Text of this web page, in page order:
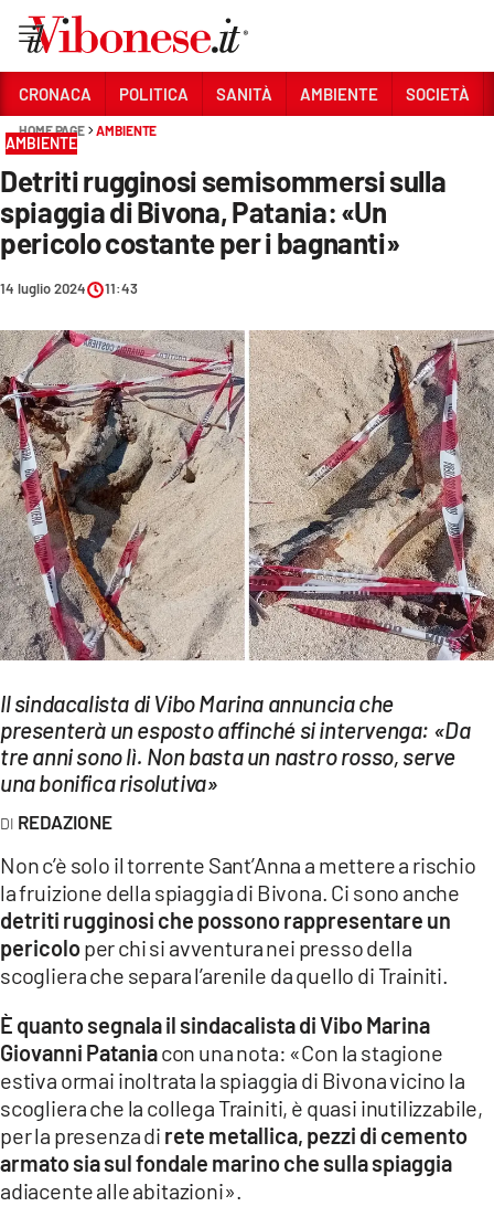
Sezioni
CRONACA
POLITICA
SOCIETÀ
CULTURA
ECONOMIA E LAVORO
EVENTI
SPORT
Streaming
LAC TV
LAC NETWORK
LAC ONAIR
LaC
Network
LACPLAY.IT
LACTV.IT
LACONAIR.IT
LACITYMAG.IT
ILREGGINO.IT
COSENZACHANNEL.IT
ILVIBONESE.IT
CATANZAROCHANNEL.IT
CRONACA POLITICA SANITÀ AMBIENTE SOCIETÀ
HOME PAGE AMBIENTE
AMBIENTE
Detriti rugginosi semisommersi sulla
spiaggia di Bivona, Patania: «Un
pericolo costante per i bagnanti»
14 luglio 2024 11:43
Il sindacalista di Vibo Marina annuncia che
presenterà un esposto affinché si intervenga: «Da
tre anni sono lì. Non basta un nastro rosso, serve
una bonifica risolutiva»
REDAZIONE
Non c’è solo il torrente Sant’Anna a mettere a rischio
la fruizione della spiaggia di Bivona. Ci sono anche
detriti rugginosi che possono rappresentare un
pericoloper chi si avventura nei presso della
scogliera che separa l’arenile da quello di Trainiti.
È quanto segnala il sindacalista di Vibo Marina
Giovanni Pataniacon una nota: «Con la stagione
estiva ormai inoltrata la spiaggia di Bivona vicino la
scogliera che la collega Trainiti, è quasi inutilizzabile,
per la presenza di rete metallica, pezzi di cemento
armato sia sul fondale marino che sulla spiaggia
adiacente alle abitazioni».